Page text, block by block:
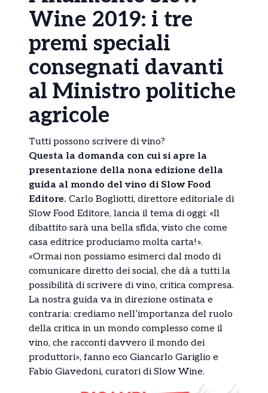
Wine 2019: i tre
premi speciali
consegnati davanti
al Ministro politiche
agricole
Tutti possono scrivere di vino?
Questa la domanda con cui si apre la
presentazione della nona edizione della
guida al mondo del vino di Slow Food
Editore. Carlo Bogliotti, direttore editoriale di
Slow Food Editore, lancia il tema di oggi: «Il
dibattito sarà una bella sfida, visto che come
casa editrice produciamo molta carta!».
«Ormai non possiamo esimerci dal modo di
comunicare diretto dei social, che dà a tutti la
possibilità di scrivere di vino, critica compresa.
La nostra guida va in direzione ostinata e
contraria: crediamo nell’importanza del ruolo
della critica in un mondo complesso come il
vino, che racconti davvero il mondo dei
produttori», fanno eco Giancarlo Gariglio e
Fabio Giavedoni, curatori di Slow Wine.